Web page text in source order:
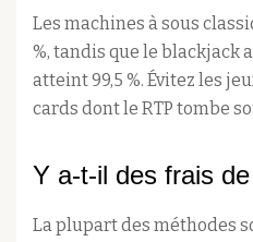
Les machines à sous
%, tandis que le blackjack
atteint 99,5 %. Évitez les
cards dont le RTP tombe
Y a-t-il des frais
La plupart des méthodes